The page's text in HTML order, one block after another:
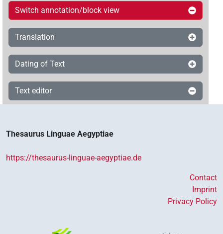
Switch annotation/block view
Translation
Dating of Text
Text editor
Thesaurus Linguae Aegyptiae
https://thesaurus-linguae-aegyptiae.de
Contact
Imprint
Privacy Policy